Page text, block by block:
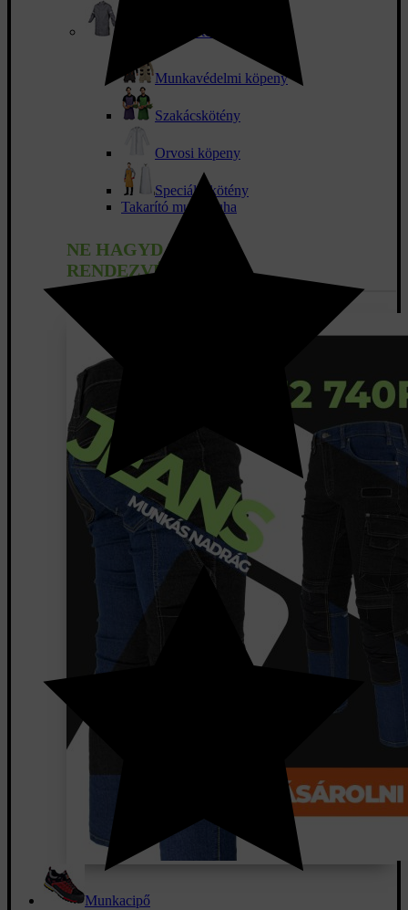
Köpeny és kötény
Munkavédelmi köpeny
Szakácskötény
Orvosi köpeny
Speciális kötény
Takarító munkaruha
NE HAGYD KI AZ
RENDEZVÉNYEKET!
Munkacipő